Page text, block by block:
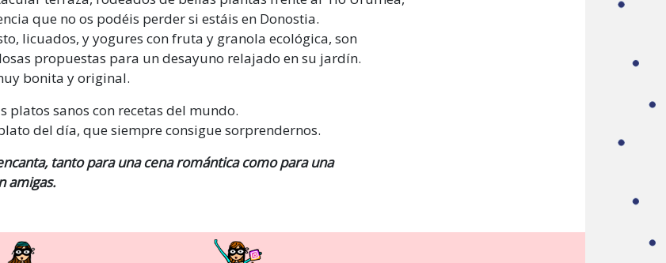
que no os podéis perder si estáis en Donostia.
licuados, y yogures con fruta y granola ecológica, son
propuestas para un desayuno relajado en su jardín.
bonita y original.
platos sanos con recetas del mundo.
del día, que siempre consigue sorprendernos.
tanto para una cena romántica como para una
amigas.